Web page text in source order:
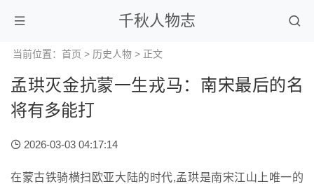
千秋人物志
当前位置： 首页 > 历史人物 > 正文
孟珙灭金抗蒙一生戎马：南宋最后的名
将有多能打
2026-03-03 04:17:14
在蒙古铁骑横扫欧亚大陆的时代,孟珙是南宋江山上唯一的